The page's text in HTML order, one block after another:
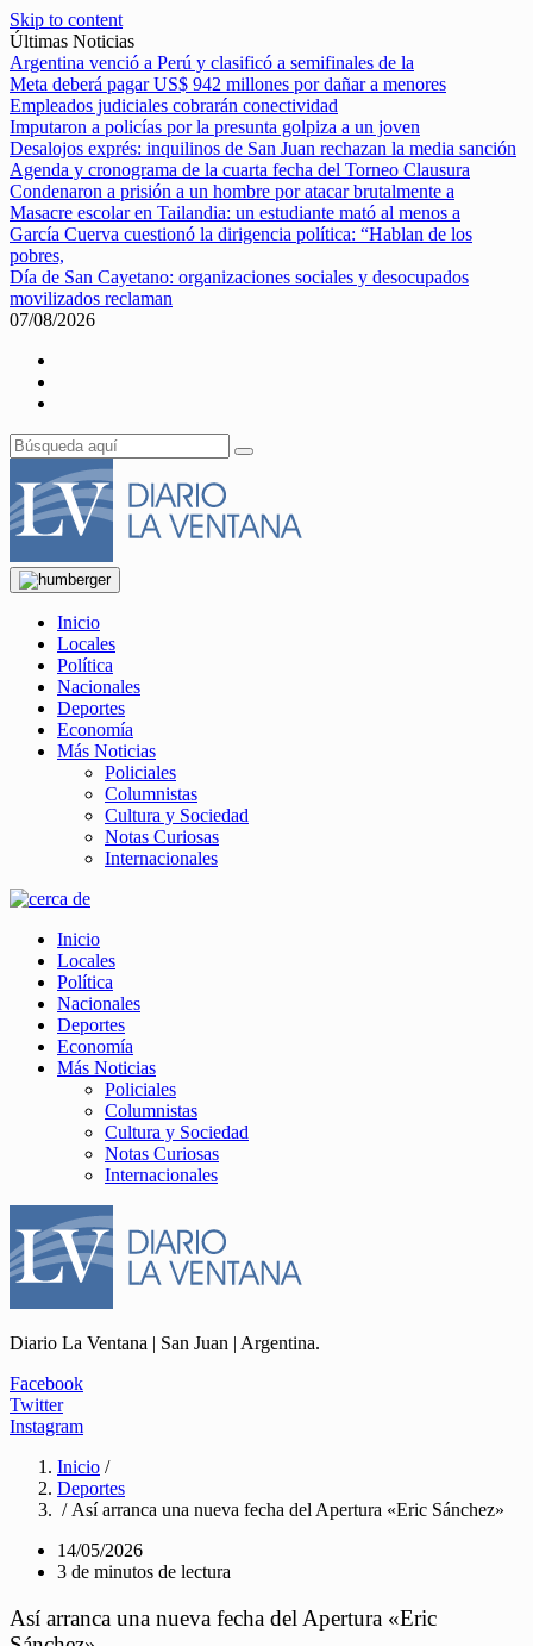
Skip to content
Últimas Noticias
Argentina venció a Perú y clasificó a semifinales de la
Meta deberá pagar US$ 942 millones por dañar a menores
Empleados judiciales cobrarán conectividad
Imputaron a policías por la presunta golpiza a un joven
Desalojos exprés: inquilinos de San Juan rechazan la media sanción
Agenda y cronograma de la cuarta fecha del Torneo Clausura
Condenaron a prisión a un hombre por atacar brutalmente a
Masacre escolar en Tailandia: un estudiante mató al menos a
García Cuerva cuestionó la dirigencia política: “Hablan de los
pobres,
Día de San Cayetano: organizaciones sociales y desocupados
movilizados reclaman
07/08/2026
Inicio
Locales
Política
Nacionales
Deportes
Economía
Más Noticias
Policiales
Columnistas
Cultura y Sociedad
Notas Curiosas
Internacionales
Inicio
Locales
Política
Nacionales
Deportes
Economía
Más Noticias
Policiales
Columnistas
Cultura y Sociedad
Notas Curiosas
Internacionales
Diario La Ventana | San Juan | Argentina.
Facebook
Twitter
Instagram
Inicio /
Deportes
/ Así arranca una nueva fecha del Apertura «Eric Sánchez»
14/05/2026
3 de minutos de lectura
Así arranca una nueva fecha del Apertura «Eric